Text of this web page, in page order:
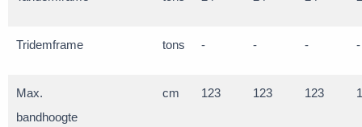
Tridemframe tons - - - -
Max.
bandhoogte
cm 123 123 123